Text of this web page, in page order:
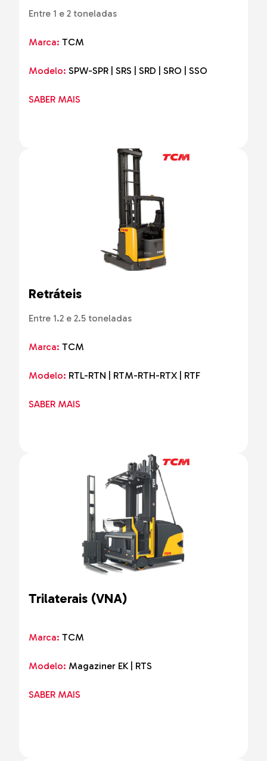
Entre 1 e 2 toneladas
Marca: TCM
Modelo: SPW-SPR | SRS | SRD | SRO | SSO
SABER MAIS
Retráteis
Entre 1.2 e 2.5 toneladas
Marca: TCM
Modelo: RTL-RTN | RTM-RTH-RTX | RTF
SABER MAIS
Trilaterais (VNA)
Marca: TCM
Modelo: Magaziner EK | RTS
SABER MAIS